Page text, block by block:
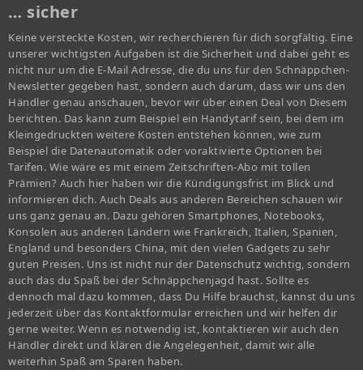
… sicher
Keine versteckte Kosten, wir recherchieren für dich sorgfältig. Eine
unserer wichtigsten Aufgaben ist die Sicherheit und dabei geht es
nicht nur um die E-Mail Adresse, die du uns für den Schnäppchen-
Newsletter gegeben hast, sondern auch darum, dass wir uns den
Händler genau anschauen, bevor wir über einen Deal von Diesem
berichten. Das kann zum Beispiel ein Handytarif sein, bei dem im
Kleingedruckten weitere Kosten entstehen können, wie zum
Beispiel die Datenautomatik oder voraktivierte Optionen bei
Tarifen. Wie wäre es mit einem Zeitschriften-Abo mit tollen
Prämien? Auch hier haben wir die Kündigungsfrist im Blick und
informieren dich. Auch Deals aus anderen Bereichen schauen wir
uns ganz genau an. Dazu gehören Smartphones, Notebooks,
Konsolen aus anderen Ländern wie Frankreich, Italien, Spanien,
England und besonders China, mit den vielen Gadgets zu sehr
guten Preisen. Uns ist nicht nur der Datenschutz wichtig, sondern
auch das du Spaß bei der Schnäppchenjagd hast. Sollte es
dennoch mal dazu kommen, dass Du Hilfe brauchst, kannst du uns
jederzeit über das Kontaktformular erreichen und wir helfen dir
gerne weiter. Wenn es notwendig ist, kontaktieren wir auch den
Händler direkt und klären die Angelegenheit, damit wir alle
weiterhin Spaß am Sparen haben.